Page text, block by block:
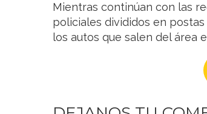
Mientras continúan con las
policiales divididos en
los autos que salen del área